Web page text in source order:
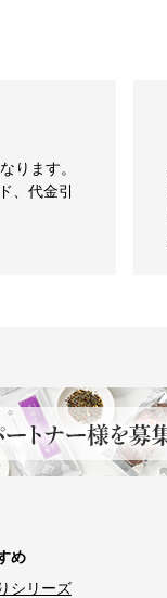
ります。
、代金引
め
シリーズ